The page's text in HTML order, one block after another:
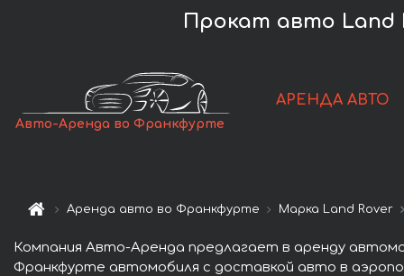
Прокат авто Land
Авто-Аренда во Франкфурте
АРЕНДА АВТО
Аренда авто во Франкфурте Марка Land Rover
Компания Авто-Аренда предлагает в аренду
Франкфурте автомобиля с доставкой авто в